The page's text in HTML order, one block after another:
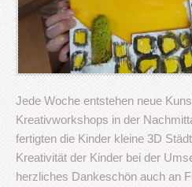
Jede Woche entstehen neue
Kreativworkshops in der
fertigten die Kinder kleine 3D
Kreativität der Kinder bei der
herzliches Dankeschön auch an